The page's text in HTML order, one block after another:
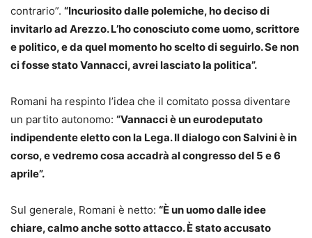
contrario”. “Incuriosito dalle polemiche, ho deciso di
invitarlo ad Arezzo. L’ho conosciuto come uomo, scrittore
e politico, e da quel momento ho scelto di seguirlo. Se non
ci fosse stato Vannacci, avrei lasciato la politica”.
Romani ha respinto l’idea che il comitato possa diventare
un partito autonomo: “Vannacci è un eurodeputato
indipendente eletto con la Lega. Il dialogo con Salvini è in
corso, e vedremo cosa accadrà al congresso del 5 e 6
aprile”.
Sul generale, Romani è netto: “È un uomo dalle idee
chiare, calmo anche sotto attacco. È stato accusato